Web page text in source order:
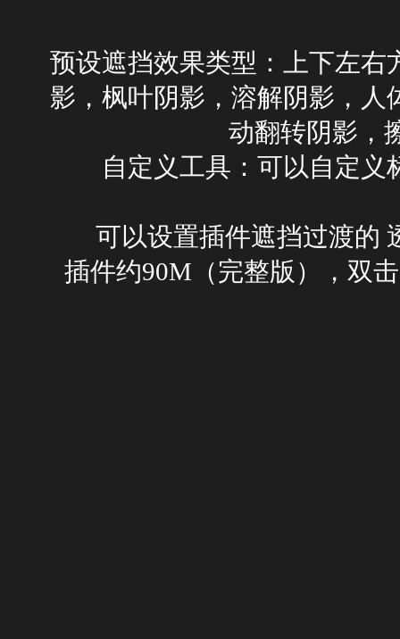
预设遮挡效果类型：上下左右
影，枫叶阴影，溶解阴影，
动翻转阴影，
自定义工具：可以自定
可以设置插件遮挡过渡的
插件约90M（完整版），双